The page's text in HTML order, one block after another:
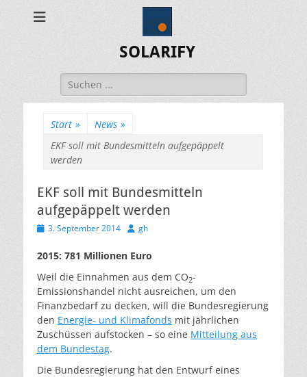
SOLARIFY
Suchen
nach:
Start » News »
EKF soll mit Bundesmitteln aufgepäppelt
werden
EKF soll mit Bundesmitteln
aufgepäppelt werden
Veröffentlicht
3. September 2014 Autor
gh
2015: 781 Millionen Euro
Weil die Einnahmen aus dem CO2-
Emissionshandel nicht ausreichen, um den
Finanzbedarf zu decken, will die Bundesregierung
den Energie- und Klimafonds mit jährlichen
Zuschüssen aufstocken – so eine Mitteilung aus
dem Bundestag.
Die Bundesregierung hat den Entwurf eines